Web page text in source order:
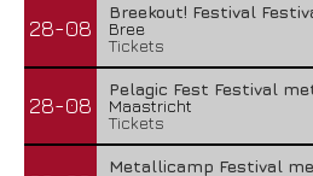
28-08
Breekout! Festival
Bree
Tickets
28-08
Pelagic Fest Festival
Maastricht
Tickets
Metallicamp Festival